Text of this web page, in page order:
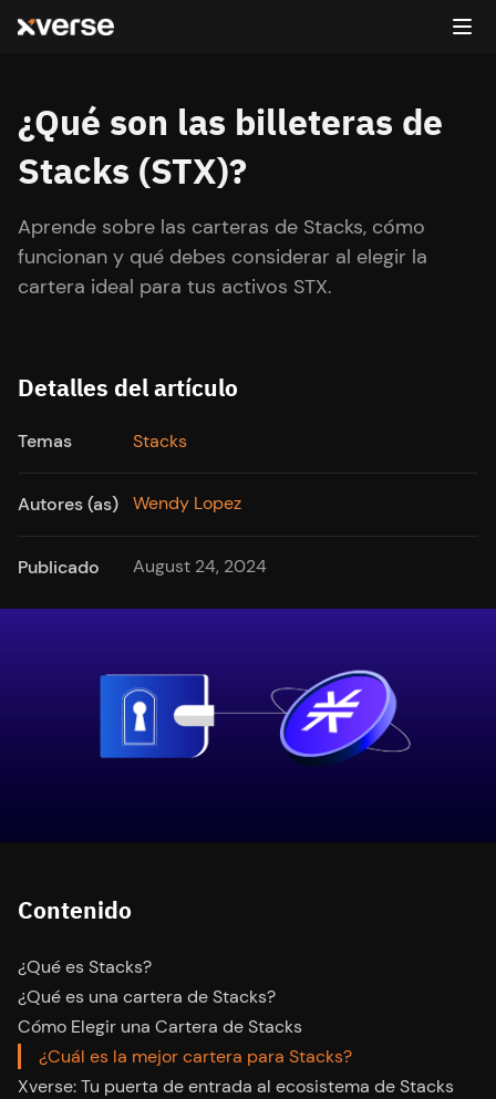
¿Qué son las billeteras de
Stacks (STX)?
Aprende sobre las carteras de Stacks, cómo
funcionan y qué debes considerar al elegir la
cartera ideal para tus activos STX.
Detalles del artículo
Temas Stacks
Autores (as) Wendy Lopez
Publicado August 24, 2024
Contenido
¿Qué es Stacks?
¿Qué es una cartera de Stacks?
Cómo Elegir una Cartera de Stacks
‍¿Cuál es la mejor cartera para Stacks?
Xverse: Tu puerta de entrada al ecosistema de Stacks